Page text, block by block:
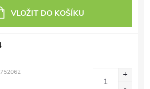
VLOŽIT DO KOŠÍKU